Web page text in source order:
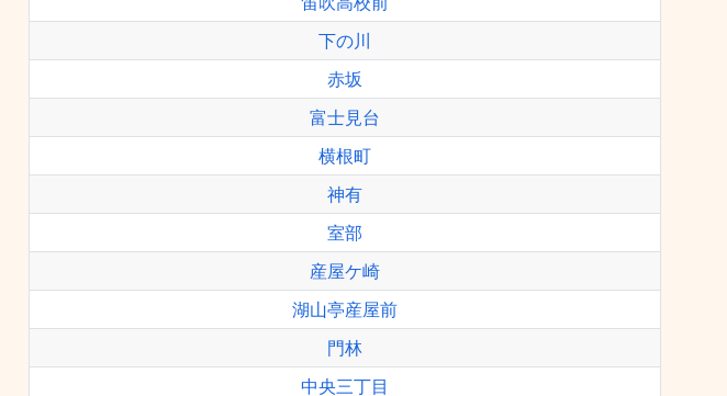
下の川
赤坂
富士見台
横根町
神有
室部
産屋ケ崎
湖山亭産屋前
門林
中央三丁目